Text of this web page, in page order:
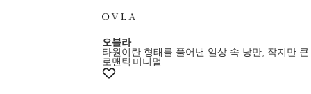
오블라
타원이란 형태를 풀어낸 일상 속 낭만, 작지만
로맨틱 미니멀